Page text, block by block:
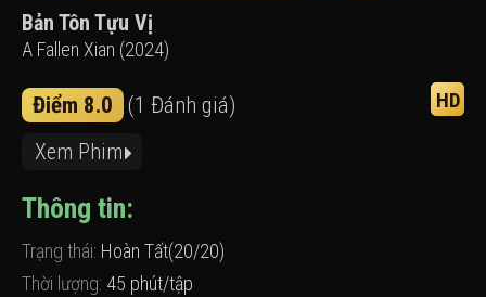
Bản Tôn Tựu Vị
A Fallen Xian (2024)
Điểm 8.0 (1 Đánh giá) HD
Xem Phim
Thông tin:
Trạng thái: Hoàn Tất(20/20)
Thời lượng: 45 phút/tập